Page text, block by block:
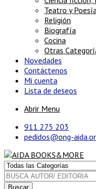
Teatro y
Religión
Biografía
Cocina
Otras
Novedades
Contáctenos
Mi cuenta
Lista de deseos
Abrir Menu
911 275 203
pedidos@ong-
Buscar